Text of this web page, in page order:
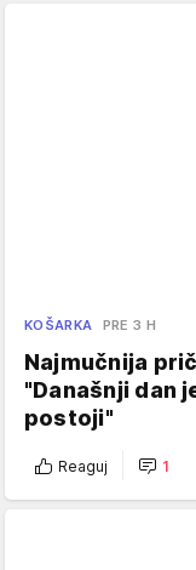
KOŠARKA PRE 3 H
Najmučnija
"Današnji dan
postoji"
Reaguj 1